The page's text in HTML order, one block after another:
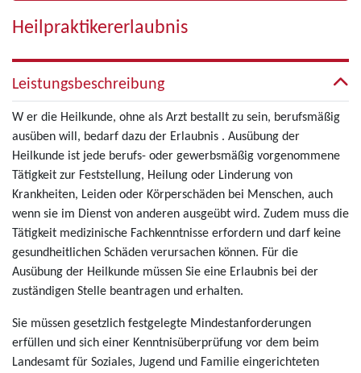
Heilpraktikererlaubnis
Leistungsbeschreibung
W er die Heilkunde, ohne als Arzt bestallt zu sein, berufsmäßig
ausüben will, bedarf dazu der Erlaubnis . Ausübung der
Heilkunde ist jede berufs- oder gewerbsmäßig vorgenommene
Tätigkeit zur Feststellung, Heilung oder Linderung von
Krankheiten, Leiden oder Körperschäden bei Menschen, auch
wenn sie im Dienst von anderen ausgeübt wird. Zudem muss die
Tätigkeit medizinische Fachkenntnisse erfordern und darf keine
gesundheitlichen Schäden verursachen können. Für die
Ausübung der Heilkunde müssen Sie eine Erlaubnis bei der
zuständigen Stelle beantragen und erhalten.
Sie müssen gesetzlich festgelegte Mindestanforderungen
erfüllen und sich einer Kenntnisüberprüfung vor dem beim
Landesamt für Soziales, Jugend und Familie eingerichteten